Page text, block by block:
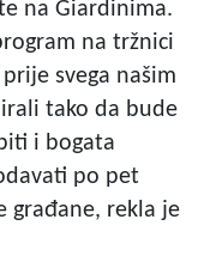
na Giardinima.
na tržnici
svega našim
tako da bude
i bogata
po pet
građane, rekla je